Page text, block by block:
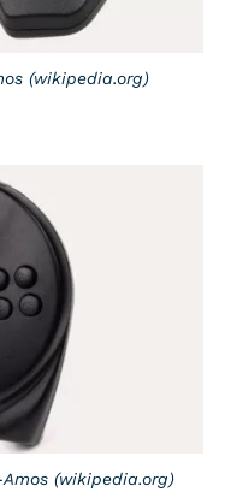
(wikipedia.org)
(wikipedia.org)